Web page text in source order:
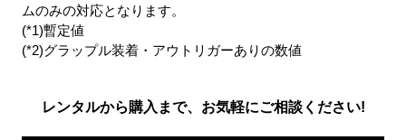
ムのみの対応となります。
(*1)暫定値
(*2)グラップル装着・アウトリガーありの数値
レンタルから購入まで、お気軽にご相談ください!